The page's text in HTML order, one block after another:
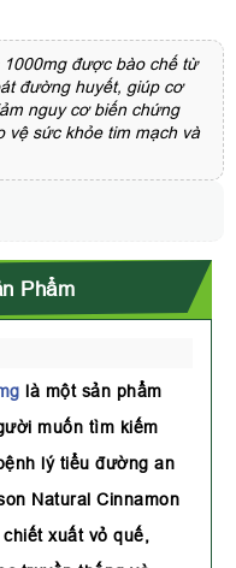
được bào chế từ
đường huyết, giúp cơ
nguy cơ biến chứng
vệ sức khỏe tim mạch và
Phẩm
là một sản phẩm
muốn tìm kiếm
lý tiểu đường an
Natural Cinnamon
xuất vỏ quế,